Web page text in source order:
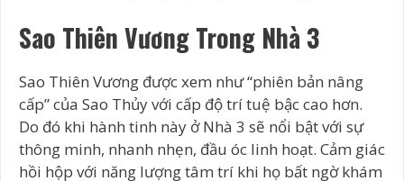
Sao Thiên Vương Trong Nhà 3
Sao Thiên Vương được xem như “phiên bản nâng
cấp” của Sao Thủy với cấp độ trí tuệ bậc cao hơn.
Do đó khi hành tinh này ở Nhà 3 sẽ nổi bật với sự
thông minh, nhanh nhẹn, đầu óc linh hoạt. Cảm giác
hồi hộp với năng lượng tâm trí khi họ bất ngờ khám